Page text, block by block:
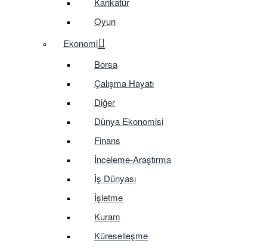
Oyun
Ekonomi
Borsa
Çalışma Hayatı
Diğer
Dünya Ekonomisi
Finans
İnceleme-Araştırma
İş Dünyası
İşletme
Kuram
Küreselleşme